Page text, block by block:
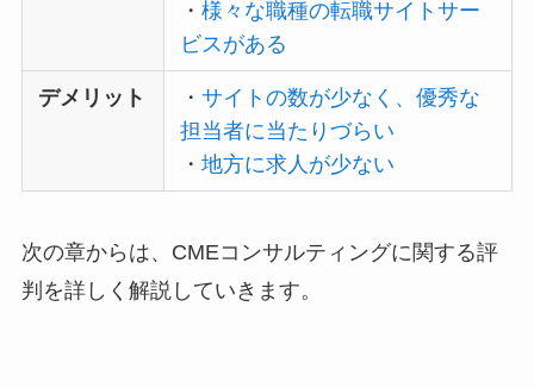
・様々な職種の転職サイトサー
ビスがある
デメリット ・サイトの数が少なく、優秀な
担当者に当たりづらい
・地方に求人が少ない
次の章からは、CMEコンサルティングに関する評
判を詳しく解説していきます。